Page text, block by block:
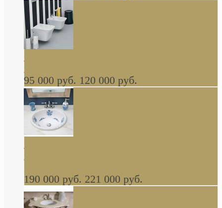
навесное КОМПЛЕКТ
95 000 руб. 120 000 руб.
Decorated Bathroom раковина овальная
встраиваемая для ванной с рисунком синяя
роза В НАЛИЧИИ
190 000 руб. 221 000 руб.